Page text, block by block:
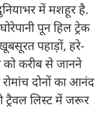
में मशहूर है.
पून हिल ट्रेक
पहाड़ों, हरे-
करीब से जानने
दोनों का आनंद
ट्रैवल लिस्ट में जरूर